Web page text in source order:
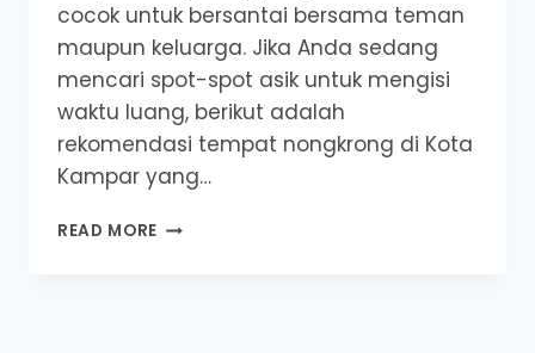
cocok untuk bersantai bersama teman
maupun keluarga. Jika Anda sedang
mencari spot-spot asik untuk mengisi
waktu luang, berikut adalah
rekomendasi tempat nongkrong di Kota
Kampar yang…
READ MORE REKOMENDASI